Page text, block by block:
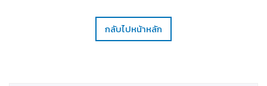
กลับไปหน้าหลัก